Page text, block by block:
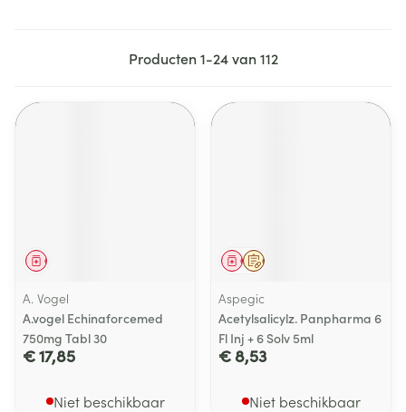
Producten1-24van112
Geneesmiddel
A. Vogel
A.vogel Echinaforcemed
750mg Tabl 30
€ 17,85
Niet beschikbaar
Op voorschrift
Geneesmiddel
Aspegic
Acetylsalicylz. Panpharma 6
Fl Inj + 6 Solv 5ml
€ 8,53
Niet beschikbaar